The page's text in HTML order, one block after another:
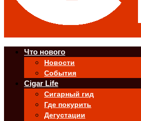
Что нового
Новости
События
Cigar Life
Сигарный гид
Где покурить
Дегустации